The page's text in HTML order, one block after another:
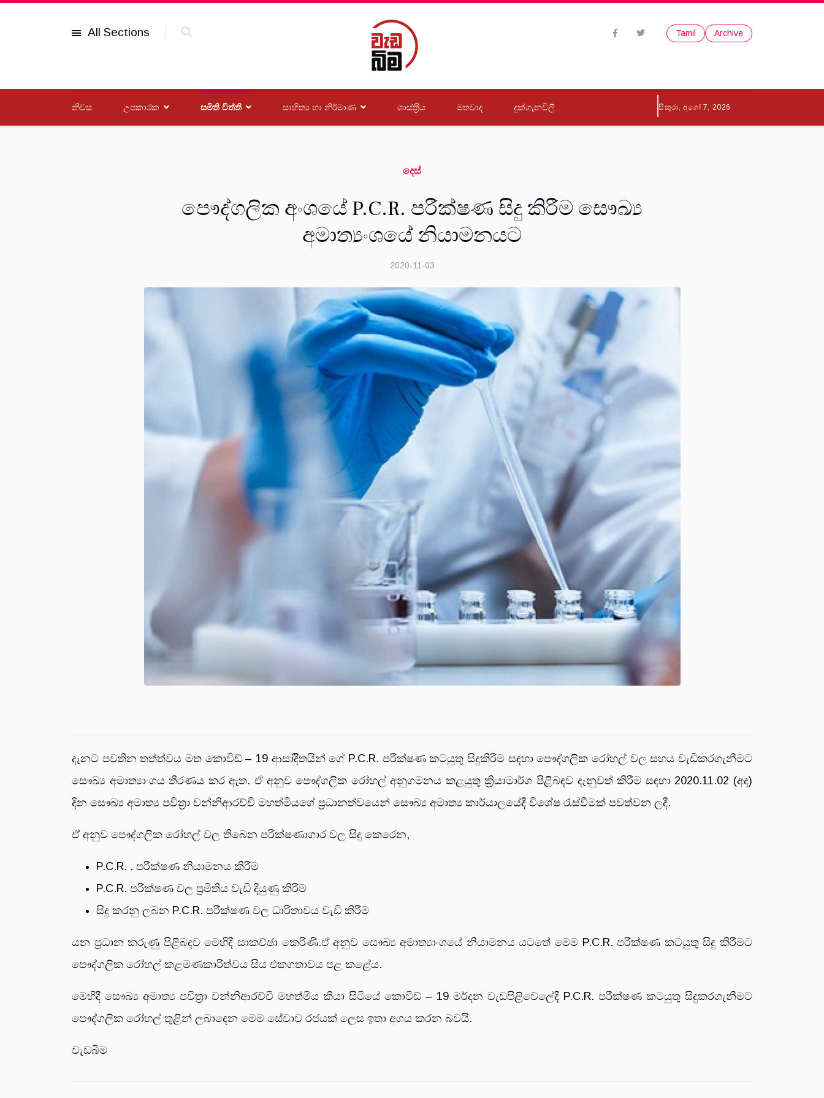
All Sections Tamil Archive
නිවස උපකාරක සමිති විත්ති සාහිත්‍ය හා නිර්මාණ ශාස්ත‍්‍රීය මතවාද දුක්ගැනවිලි සිකුරා, අගෝ 7, 2026
දෙස්
පෞද්ගලික අංශයේ P.C.R. පරීක්ෂණ සිදු කිරීම සෞඛ්‍ය
අමාත්‍යංශයේ නියාමනයට
2020-11-03
දැනට පවතින තත්ත්වය මත කොවිඩ් – 19 ආසාදිිතයින් ගේ P.C.R. පරීක්ෂණ කටයුතු සිදුකිරීම සඳහා පෞද්ගලික රෝහල් වල සහය වැඩිකරගැනීමට
සෞඛ්‍ය අමාත්‍යාංශය තීරණය කර ඇත. ඒ අනුව පෞද්ගලික රෝහල් අනුගමනය කළයුතු ක්‍රියාමාර්ග පිළිබඳව දැනුවත් කිරීම සඳහා 2020.11.02 (අද)
දින සෞඛ්‍ය අමාත්‍ය පවිත්‍රා වන්නිආරච්චි මහත්මියගේ ප්‍රධානත්වයෙන් සෞඛ්‍ය අමාත්‍ය කාර්යාලයේදී විශේෂ රැස්වීමක් පවත්වන ලදී.
ඒ අනුව පෞද්ගලික රෝහල් වල තිබෙන පරීක්ෂණාගාර වල සිදු කෙරෙන,
P.C.R. . පරීක්ෂණ නියාමනය කිරීම
P.C.R. පරීක්ෂණ වල ප්‍රමිතිය වැඩි දියුණු කිරීම
සිදු කරනු ලබන P.C.R. පරීක්ෂණ වල ධාරිතාවය වැඩි කිරීම
යන ප්‍රධාන කරුණු පිළිබදව මෙහිදී සාකච්ඡා කෙරිණි.ඒ අනුව සෞඛ්‍ය අමාත්‍යාංශයේ නියාමනය යටතේ මෙම P.C.R. පරීක්ෂණ කටයුතු සිදු කිරීමට
පෞද්ගලික රෝහල් කළමණකාරිත්වය සිය එකගතාවය පළ කළේය.
මෙහිදී සෞඛ්‍ය අමාත්‍ය පවිත්‍රා වන්නිආරච්චි මහත්මිය කියා සිටියේ කොවිඩ් – 19 මර්දන වැඩපිළිවෙලේදී P.C.R. පරීක්ෂණ කටයුතු සිදුකරගැනීමට
පෞද්ගලික රෝහල් තුළින් ලබාදෙන මෙම සේවාව රජයක් ලෙස ඉතා අගය කරන බවයි.
වැඩබිම